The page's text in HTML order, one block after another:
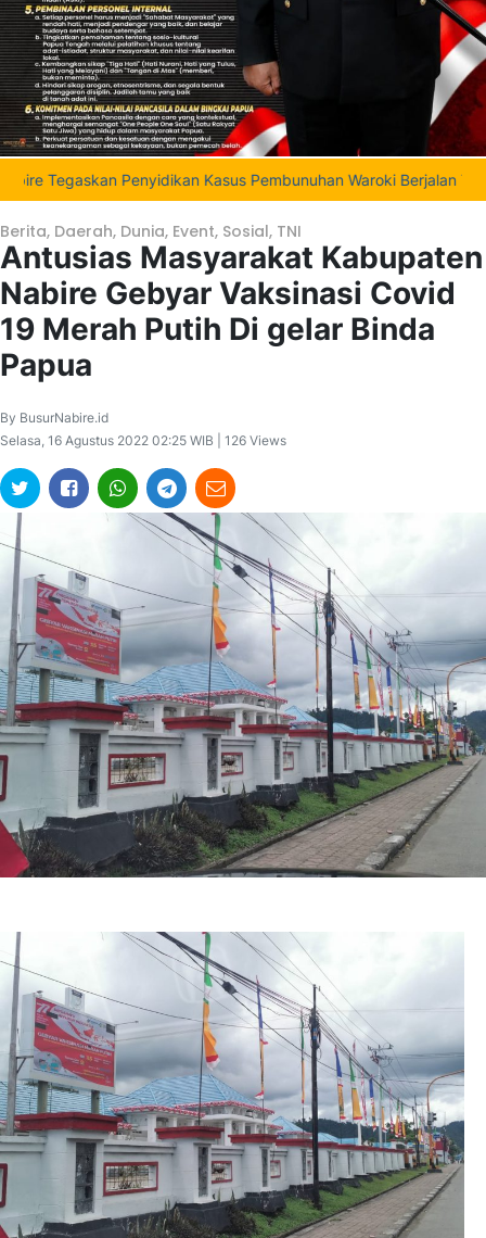
Penyidikan Kasus Pembunuhan Waroki Berjalan Transparan
Berita, Daerah, Dunia, Event, Sosial, TNI
Antusias Masyarakat Kabupaten
Nabire Gebyar Vaksinasi Covid
19 Merah Putih Di gelar Binda
Papua
By BusurNabire.id
Selasa, 16 Agustus 2022 02:25 WIB | 126 Views